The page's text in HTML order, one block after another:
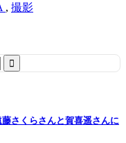
, 撮影
さくらさんと賀喜遥さんに